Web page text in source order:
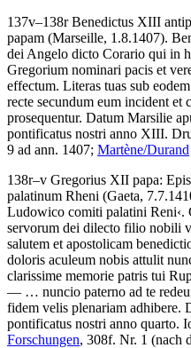
137v–138rBenedictus XIII
papam (Marseille, 1.8.1407).
dei Angelo dicto Corario qui in
Gregorium nominari pacis et
effectum. Literas tuas sub
recte secundum eum incident et
prosequentur. Datum Marsilie
pontificatus nostri anno XIII.
9 ad ann. 1407; Martène/Durand
138r–v Gregorius XII papa:
palatinum Rheni (Gaeta,
Ludowico comiti palatini Reni‹.
servorum dei dilecto filio nobili
salutem et apostolicam
doloris aculeum nobis attulit
clarissime memorie patris tui
— … nuncio paterno ad te
fidem velis plenariam adhibere.
pontificatus nostri anno quarto.
Forschungen, 308f. Nr. 1 (nach